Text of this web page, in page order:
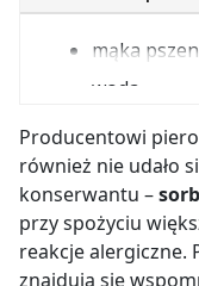
mąka
woda,
ser
płatki
cebula
rzepakowy,
olej
Producentowi
również nie udało
konserwantu –
przy spożyciu
reakcje alergiczne.
znajdują się